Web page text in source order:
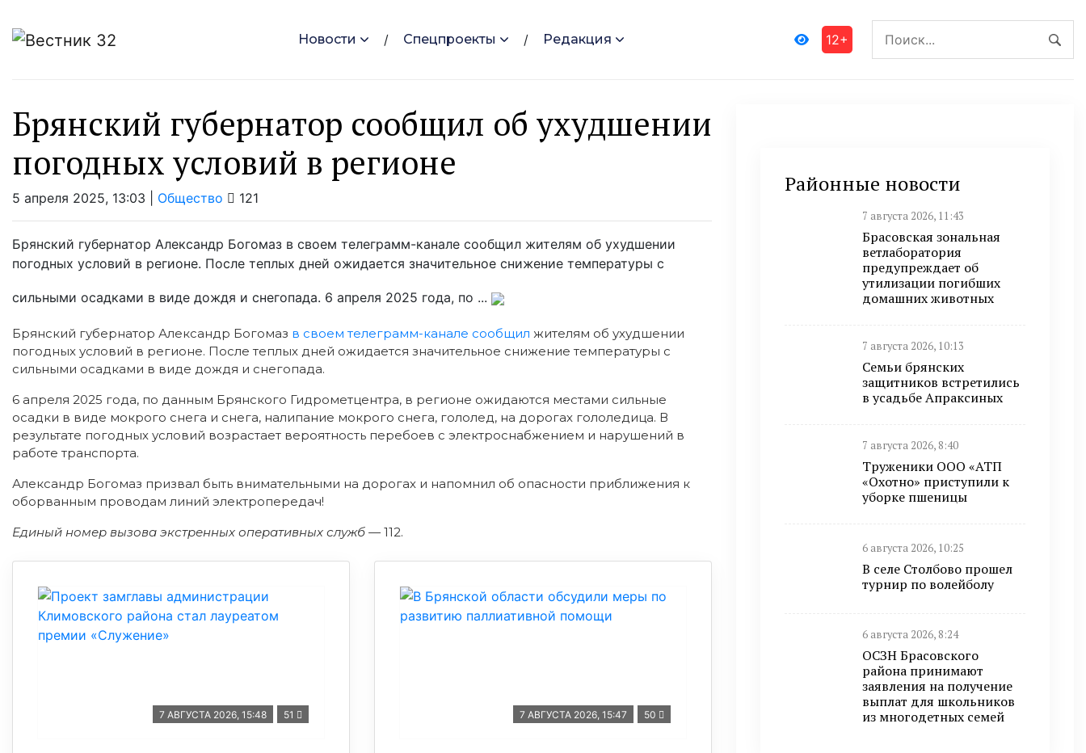
Новости Спецпроекты Редакция 12+
Брянский губернатор сообщил об ухудшении
погодных условий в регионе
5 апреля 2025, 13:03 | Общество 121
Брянский губернатор Александр Богомаз в своем телеграмм-канале сообщил жителям об ухудшении
погодных условий в регионе. После теплых дней ожидается значительное снижение температуры с
сильными осадками в виде дождя и снегопада. 6 апреля 2025 года, по ...
Брянский губернатор Александр Богомаз в своем телеграмм-канале сообщил жителям об ухудшении
погодных условий в регионе. После теплых дней ожидается значительное снижение температуры с
сильными осадками в виде дождя и снегопада.
6 апреля 2025 года, по данным Брянского Гидрометцентра, в регионе ожидаются местами сильные
осадки в виде мокрого снега и снега, налипание мокрого снега, гололед, на дорогах гололедица. В
результате погодных условий возрастает вероятность перебоев с электроснабжением и нарушений в
работе транспорта.
Александр Богомаз призвал быть внимательными на дорогах и напомнил об опасности приближения к
оборванным проводам линий электропередач!
Единый номер вызова экстренных оперативных служб — 112.
7 АВГУСТА 2026, 15:48 51 7 АВГУСТА 2026, 15:47 50
Районные новости
7 августа 2026, 11:43
Брасовская зональная
ветлаборатория
предупреждает об
утилизации погибших
домашних животных
7 августа 2026, 10:13
Семьи брянских
защитников встретились
в усадьбе Апраксиных
7 августа 2026, 8:40
Труженики ООО «АТП
«Охотно» приступили к
уборке пшеницы
6 августа 2026, 10:25
В селе Столбово прошел
турнир по волейболу
6 августа 2026, 8:24
ОСЗН Брасовского
района принимают
заявления на получение
выплат для школьников
из многодетных семей